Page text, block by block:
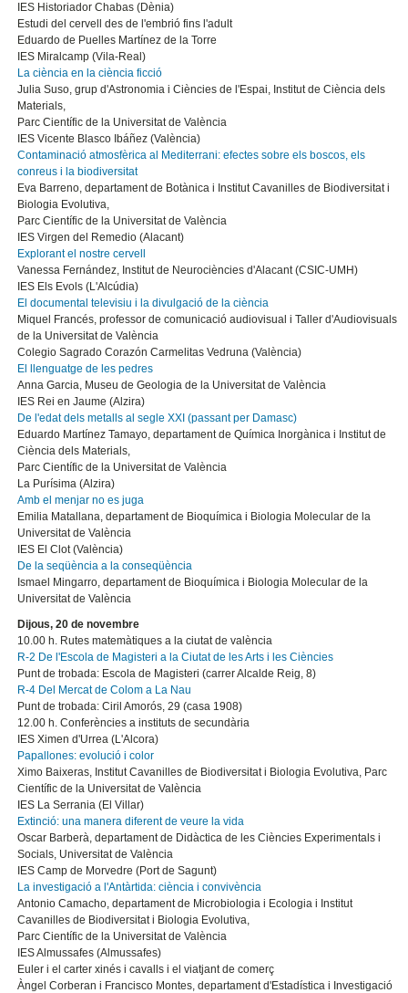
IES Historiador Chabas (Dènia)
Estudi del cervell des de l'embrió fins l'adult
Eduardo de Puelles Martínez de la Torre
IES Miralcamp (Vila-Real)
La ciència en la ciència ficció
Julia Suso, grup d'Astronomia i Ciències de l'Espai, Institut de Ciència dels
Materials,
Parc Científic de la Universitat de València
IES Vicente Blasco Ibáñez (València)
Contaminació atmosfèrica al Mediterrani: efectes sobre els boscos, els
conreus i la biodiversitat
Eva Barreno, departament de Botànica i Institut Cavanilles de Biodiversitat i
Biologia Evolutiva,
Parc Científic de la Universitat de València
IES Virgen del Remedio (Alacant)
Explorant el nostre cervell
Vanessa Fernández, Institut de Neurociències d'Alacant (CSIC-UMH)
IES Els Evols (L'Alcúdia)
El documental televisiu i la divulgació de la ciència
Miquel Francés, professor de comunicació audiovisual i Taller d'Audiovisuals
de la Universitat de València
Colegio Sagrado Corazón Carmelitas Vedruna (València)
El llenguatge de les pedres
Anna Garcia, Museu de Geologia de la Universitat de València
IES Rei en Jaume (Alzira)
De l'edat dels metalls al segle XXI (passant per Damasc)
Eduardo Martínez Tamayo, departament de Química Inorgànica i Institut de
Ciència dels Materials,
Parc Científic de la Universitat de València
La Purísima (Alzira)
Amb el menjar no es juga
Emilia Matallana, departament de Bioquímica i Biologia Molecular de la
Universitat de València
IES El Clot (València)
De la seqüència a la conseqüència
Ismael Mingarro, departament de Bioquímica i Biologia Molecular de la
Universitat de València
Dijous, 20 de novembre
10.00 h. Rutes matemàtiques a la ciutat de valència
R-2 De l'Escola de Magisteri a la Ciutat de les Arts i les Ciències
Punt de trobada: Escola de Magisteri (carrer Alcalde Reig, 8)
R-4 Del Mercat de Colom a La Nau
Punt de trobada: Ciril Amorós, 29 (casa 1908)
12.00 h. Conferències a instituts de secundària
IES Ximen d'Urrea (L'Alcora)
Papallones: evolució i color
Ximo Baixeras, Institut Cavanilles de Biodiversitat i Biologia Evolutiva, Parc
Científic de la Universitat de València
IES La Serrania (El Villar)
Extinció: una manera diferent de veure la vida
Oscar Barberà, departament de Didàctica de les Ciències Experimentals i
Socials, Universitat de València
IES Camp de Morvedre (Port de Sagunt)
La investigació a l'Antàrtida: ciència i convivència
Antonio Camacho, departament de Microbiologia i Ecologia i Institut
Cavanilles de Biodiversitat i Biologia Evolutiva,
Parc Científic de la Universitat de València
IES Almussafes (Almussafes)
Euler i el carter xinés i cavalls i el viatjant de comerç
Àngel Corberan i Francisco Montes, departament d'Estadística i Investigació